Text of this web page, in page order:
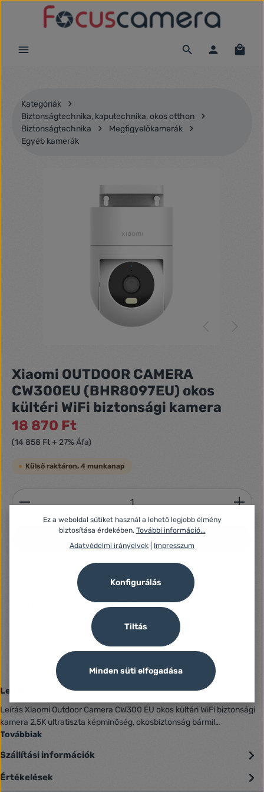
Ugrás a fő tartalomra
Kategóriák
Biztonságtechnika, kaputechnika, okos otthon
Biztonságtechnika
Megfigyelőkamerák
Egyéb kamerák
Xiaomi OUTDOOR CAMERA
CW300EU (BHR8097EU) okos
kültéri WiFi biztonsági kamera
18 870 Ft
(14 858 Ft + 27% Áfa)
Külső raktáron, 4 munkanap
Termékmennyiség: Adja meg a kívánt
OUTDOOR CAMERA CW300EU (BHR8097EU)
Leírás
Leírás Xiaomi Outdoor Camera CW300 EU okos kültéri WiFi biztonsági
kamera 2,5K ultratiszta képminőség, okosbiztonság bármil…
Továbbiak
Szállítási információk
Értékelések
Ez a weboldal sütiket használ a lehető legjobb élmény
biztosítása érdekében. További információ...
Adatvédelmi irányelvek
Impresszum
Tiltás
Konfigurálás
Minden süti elfogadása